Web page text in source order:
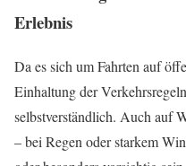
Erlebnis
Da es sich um Fahrten auf
Einhaltung der
selbstverständlich. Auch auf
– bei Regen oder starkem